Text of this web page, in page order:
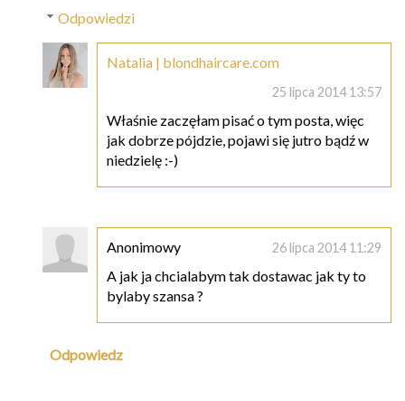
Odpowiedzi
Natalia | blondhaircare.com
25 lipca 2014 13:57
Właśnie zaczęłam pisać o tym posta, więc
jak dobrze pójdzie, pojawi się jutro bądź w
niedzielę :-)
Anonimowy 26 lipca 2014 11:29
A jak ja chcialabym tak dostawac jak ty to
bylaby szansa ?
Odpowiedz